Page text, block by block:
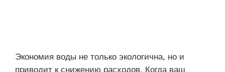
Экономия воды не только экологична, но и
приводит к снижению расходов. Когда ваш